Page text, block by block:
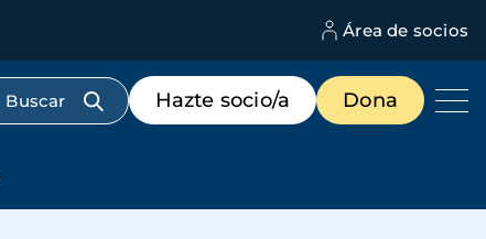
Área de socios
Menú
de
destacados
Hazte socio/a Dona